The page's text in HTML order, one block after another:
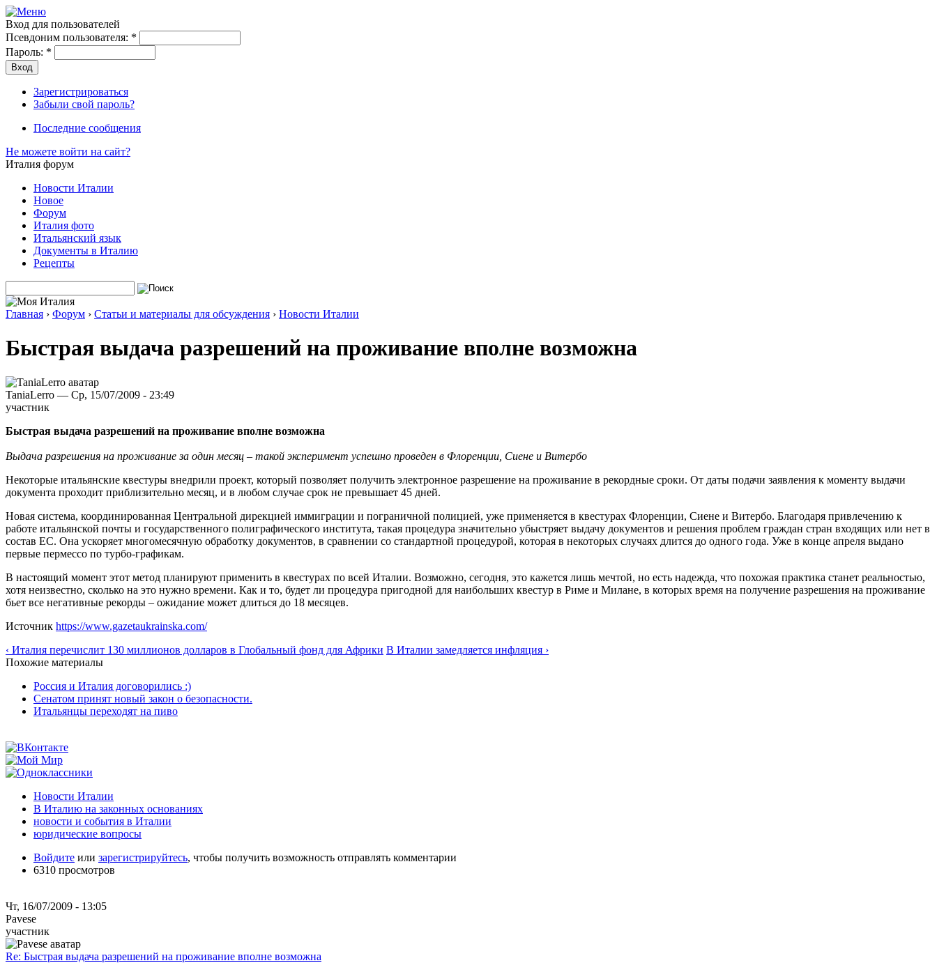
Вход для пользователей
Псевдоним пользователя: *
Пароль: *
Зарегистрироваться
Забыли свой пароль?
Последние сообщения
Не можете войти на сайт?
Италия форум
Новости Италии
Новое
Форум
Италия фото
Итальянский язык
Документы в Италию
Рецепты
Главная › Форум › Статьи и материалы для обсуждения › Новости Италии
Быстрая выдача разрешений на проживание вполне возможна
TaniaLerro — Ср, 15/07/2009 - 23:49
участник
Быстрая выдача разрешений на проживание вполне возможна
Выдача разрешения на проживание за один месяц – такой эксперимент успешно проведен в Флоренции, Сиене и Витербо
Некоторые итальянские квестуры внедрили проект, который позволяет получить электронное разрешение на проживание в рекордные сроки. От даты подачи заявления к моменту выдачи
документа проходит приблизительно месяц, и в любом случае срок не превышает 45 дней.
Новая система, координированная Центральной дирекцией иммиграции и пограничной полицией, уже применяется в квестурах Флоренции, Сиене и Витербо. Благодаря привлечению к
работе итальянской почты и государственного полиграфического института, такая процедура значительно убыстряет выдачу документов и решения проблем граждан стран входящих или нет в
состав ЕС. Она ускоряет многомесячную обработку документов, в сравнении со стандартной процедурой, которая в некоторых случаях длится до одного года. Уже в конце апреля выдано
первые пермессо по турбо-графикам.
В настоящий момент этот метод планируют применить в квестурах по всей Италии. Возможно, сегодня, это кажется лишь мечтой, но есть надежда, что похожая практика станет реальностью,
хотя неизвестно, сколько на это нужно времени. Как и то, будет ли процедура пригодной для наибольших квестур в Риме и Милане, в которых время на получение разрешения на проживание
бьет все негативные рекорды – ожидание может длиться до 18 месяцев.
Источник https://www.gazetaukrainska.com/
‹ Италия перечислит 130 миллионов долларов в Глобальный фонд для Африки В Италии замедляется инфляция ›
Похожие материалы
Россия и Италия договорились :)
Сенатом принят новый закон о безопасности.
Итальянцы переходят на пиво
Новости Италии
В Италию на законных основаниях
новости и события в Италии
юридические вопросы
Войдите или зарегистрируйтесь, чтобы получить возможность отправлять комментарии
6310 просмотров
Чт, 16/07/2009 - 13:05
Pavese
участник
Re: Быстрая выдача разрешений на проживание вполне возможна